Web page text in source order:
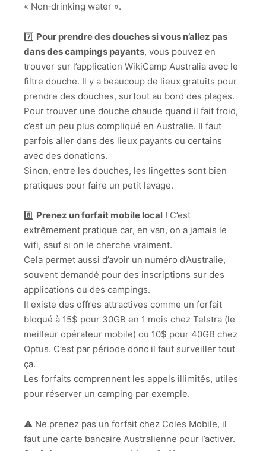
« Non‑drinking water ».
7️⃣ Pour prendre des douches si vous n’allez pas
dans des campings payants, vous pouvez en
trouver sur l’application WikiCamp Australia avec le
filtre douche. Il y a beaucoup de lieux gratuits pour
prendre des douches, surtout au bord des plages.
Pour trouver une douche chaude quand il fait froid,
c’est un peu plus compliqué en Australie. Il faut
parfois aller dans des lieux payants ou certains
avec des donations.
Sinon, entre les douches, les lingettes sont bien
pratiques pour faire un petit lavage.
8️⃣ Prenez un forfait mobile local ! C’est
extrêmement pratique car, en van, on a jamais le
wifi, sauf si on le cherche vraiment.
Cela permet aussi d’avoir un numéro d’Australie,
souvent demandé pour des inscriptions sur des
applications ou des campings.
Il existe des offres attractives comme un forfait
bloqué à 15$ pour 30GB en 1 mois chez Telstra (le
meilleur opérateur mobile) ou 10$ pour 40GB chez
Optus. C’est par période donc il faut surveiller tout
ça.
Les forfaits comprennent les appels illimités, utiles
pour réserver un camping par exemple.
⚠️ Ne prenez pas un forfait chez Coles Mobile, il
faut une carte bancaire Australienne pour l’activer.